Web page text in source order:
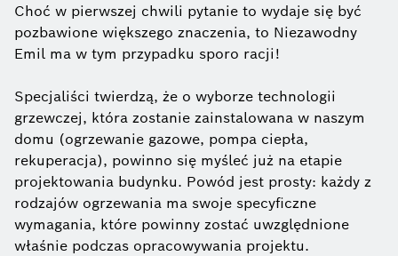
Choć w pierwszej chwili pytanie to wydaje się być
pozbawione większego znaczenia, to Niezawodny
Emil ma w tym przypadku sporo racji!
Specjaliści twierdzą, że o wyborze technologii
grzewczej, która zostanie zainstalowana w naszym
domu (ogrzewanie gazowe, pompa ciepła,
rekuperacja), powinno się myśleć już na etapie
projektowania budynku. Powód jest prosty: każdy z
rodzajów ogrzewania ma swoje specyficzne
wymagania, które powinny zostać uwzględnione
właśnie podczas opracowywania projektu.